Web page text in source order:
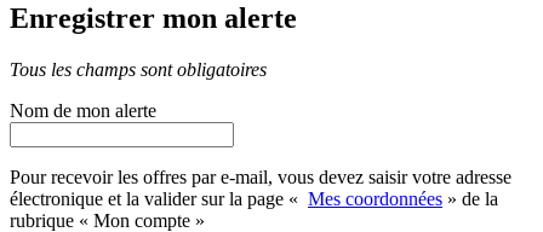
Enregistrer mon alerte
Tous les champs sont obligatoires
Nom de mon alerte
Pour recevoir les offres par e-mail, vous devez saisir votre adresse
électronique et la valider sur la page « Mes coordonnées » de la
rubrique « Mon compte »